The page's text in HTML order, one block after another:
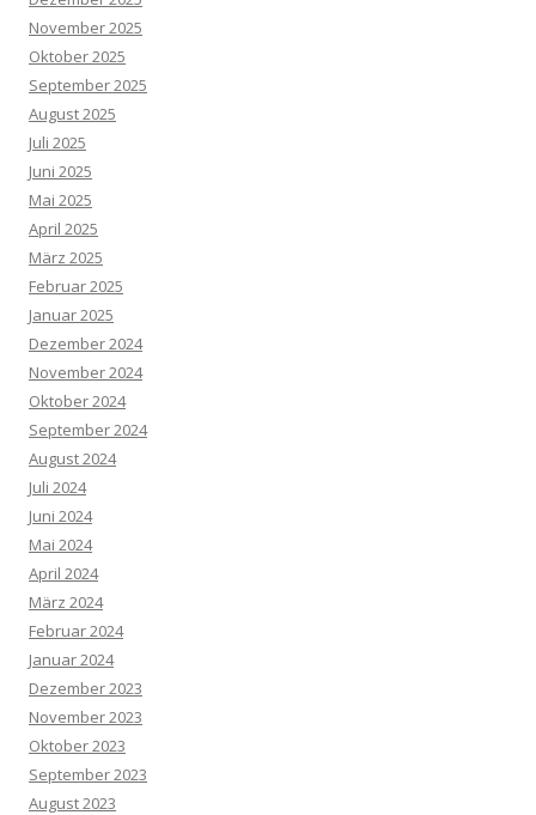
November 2025
Oktober 2025
September 2025
August 2025
Juli 2025
Juni 2025
Mai 2025
April 2025
März 2025
Februar 2025
Januar 2025
Dezember 2024
November 2024
Oktober 2024
September 2024
August 2024
Juli 2024
Juni 2024
Mai 2024
April 2024
März 2024
Februar 2024
Januar 2024
Dezember 2023
November 2023
Oktober 2023
September 2023
August 2023